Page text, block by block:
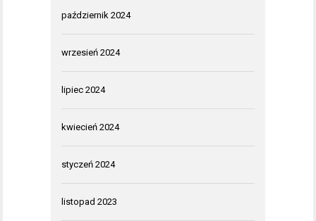
październik 2024
wrzesień 2024
lipiec 2024
kwiecień 2024
styczeń 2024
listopad 2023